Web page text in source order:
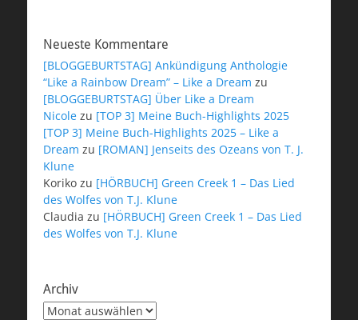
Neueste Kommentare
[BLOGGEBURTSTAG] Ankündigung Anthologie
“Like a Rainbow Dream” – Like a Dream zu
[BLOGGEBURTSTAG] Über Like a Dream
Nicole zu [TOP 3] Meine Buch-Highlights 2025
[TOP 3] Meine Buch-Highlights 2025 – Like a
Dream zu [ROMAN] Jenseits des Ozeans von T. J.
Klune
Koriko zu [HÖRBUCH] Green Creek 1 – Das Lied
des Wolfes von T.J. Klune
Claudia zu [HÖRBUCH] Green Creek 1 – Das Lied
des Wolfes von T.J. Klune
Archiv
Archiv